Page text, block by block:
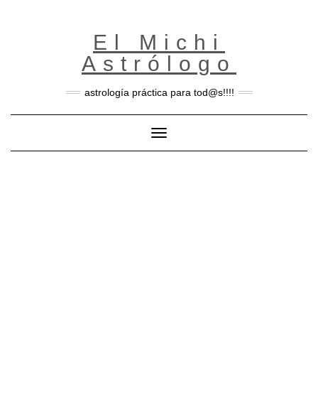
El Michi
Astrólogo
astrología práctica para tod@s!!!!
Toggle Navigation